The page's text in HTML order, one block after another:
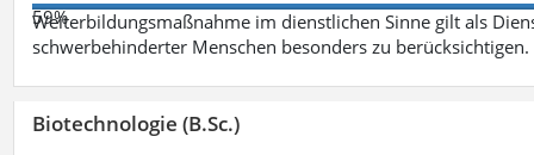
59%
Weiterbildungsmaßnahme im dienstlichen Sinne gilt als
schwerbehinderter Menschen besonders zu berücksichtigen.
Biotechnologie (B.Sc.)